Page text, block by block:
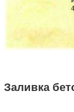
Заливка